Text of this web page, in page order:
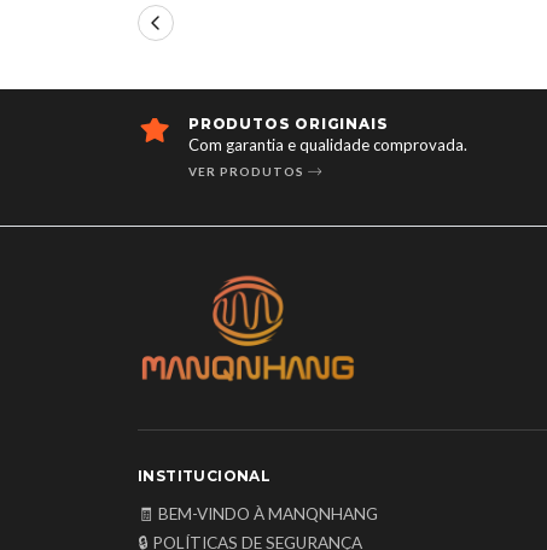
PRODUTOS ORIGINAIS
Com garantia e qualidade comprovada.
VER PRODUTOS
INSTITUCIONAL
🧾 BEM-VINDO À MANQNHANG
🔒 POLÍTICAS DE SEGURANÇA